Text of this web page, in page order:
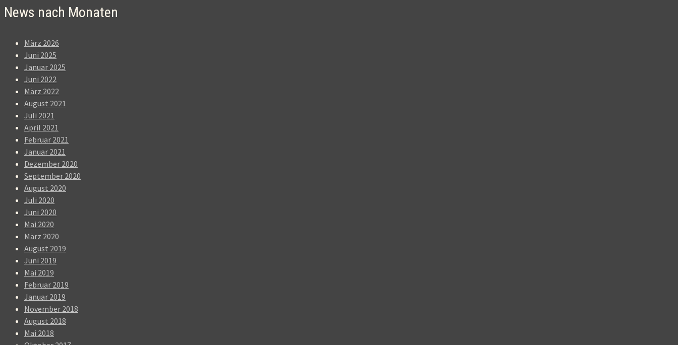
News nach Monaten
März 2026
Juni 2025
Januar 2025
Juni 2022
März 2022
August 2021
Juli 2021
April 2021
Februar 2021
Januar 2021
Dezember 2020
September 2020
August 2020
Juli 2020
Juni 2020
Mai 2020
März 2020
August 2019
Juni 2019
Mai 2019
Februar 2019
Januar 2019
November 2018
August 2018
Mai 2018